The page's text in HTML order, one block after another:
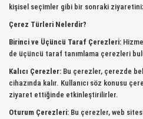
kişisel seçimler gibi bir sonraki
Çerez Türleri Nelerdir?
Birinci ve Üçüncü Taraf Çerezleri:
de üçüncü taraf tanımlama çerezleri
Kalıcı Çerezler: Bu çerezler, çerezde
cihazında kalır. Kullanıcı söz konusu
ziyaret ettiğinde etkinleştirilirler.
Oturum Çerezleri: Bu çerezler, web